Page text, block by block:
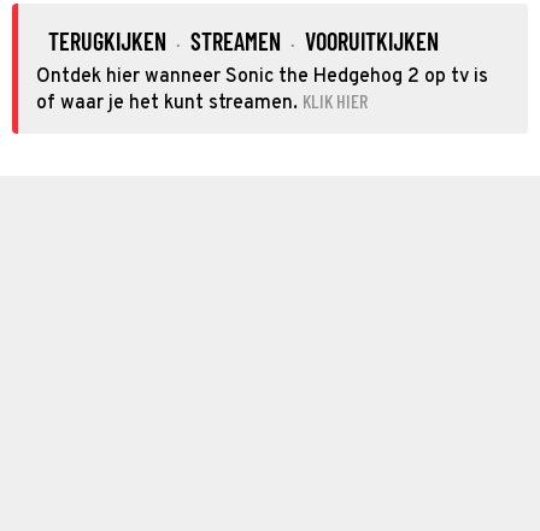
TERUGKIJKEN · STREAMEN · VOORUITKIJKEN
Ontdek hier wanneer Sonic the Hedgehog 2 op tv is
of waar je het kunt streamen. KLIK HIER